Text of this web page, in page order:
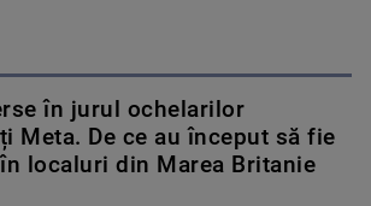
în jurul ochelarilor
Meta. De ce au început să fie
localuri din Marea Britanie